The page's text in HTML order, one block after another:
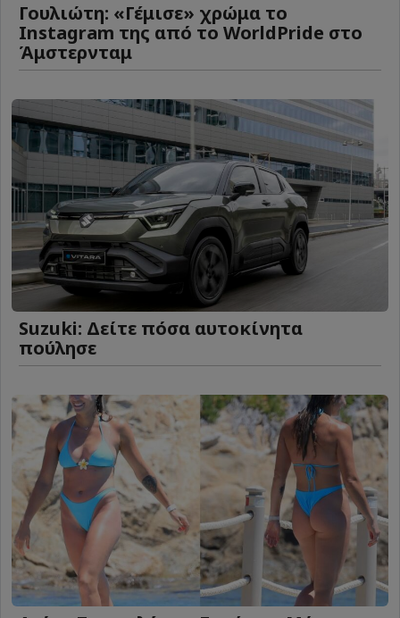
Γουλιώτη: «Γέμισε» χρώμα το
Instagram της από το WorldPride στο
Άμστερνταμ
Suzuki: Δείτε πόσα αυτοκίνητα
πούλησε